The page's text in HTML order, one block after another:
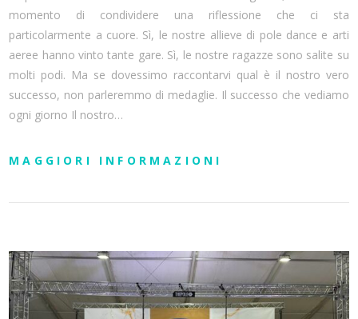
momento di condividere una riflessione che ci sta
particolarmente a cuore. Sì, le nostre allieve di pole dance e arti
aeree hanno vinto tante gare. Sì, le nostre ragazze sono salite su
molti podi. Ma se dovessimo raccontarvi qual è il nostro vero
successo, non parleremmo di medaglie. Il successo che vediamo
ogni giorno Il nostro…
MAGGIORI INFORMAZIONI